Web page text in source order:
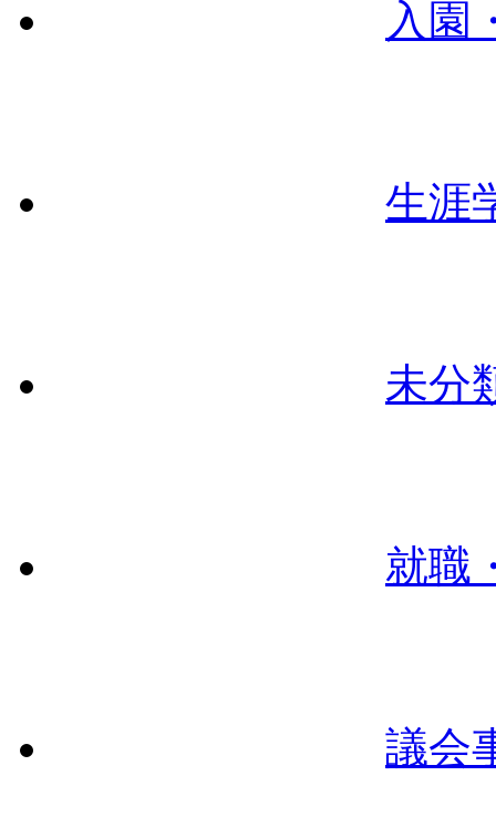
入園
生涯
未分
就職
議会